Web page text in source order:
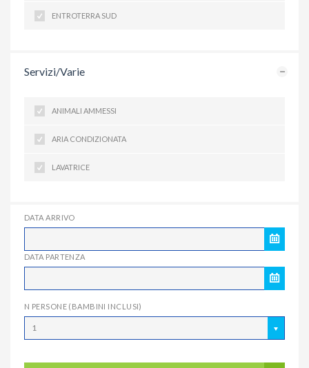
ENTROTERRA SUD
Servizi/Varie
ANIMALI AMMESSI
ARIA CONDIZIONATA
LAVATRICE
DATA ARRIVO
DATA PARTENZA
N PERSONE (BAMBINI INCLUSI)
1